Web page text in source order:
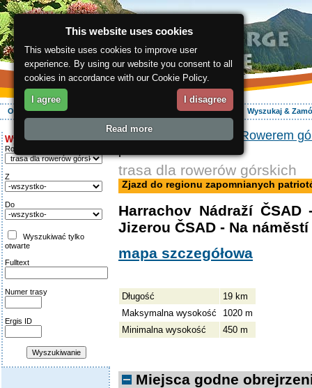
O regionie Aktywnie Zakwaterowanie Wyszukaj &
Wyszukiwanie:
Rodzaj trasy
Z
Do
Wyszukiwać tylko
otwarte
Fulltext
Numer trasy
Ergis ID
ergis.cz >
Rowerem
trasa dla rowerów górskich
Zjazd do regionu zapomnianych
Harrachov Nádraží
Jizerou ČSAD - Na náměstí
mapa szczegółowa
Długość
19 km
Maksymalna wysokość
1020 m
Minimalna wysokość
450 m
Miejsca godne
This website uses cookies
This website uses cookies to improve user
experience. By using our website you consent to all
cookies in accordance with our Cookie Policy.
I agree I disagree
Read more